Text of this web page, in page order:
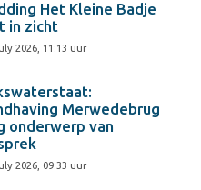
Het Kleine Badje
in zicht
2026, 11:13 uur
Merwedebrug
onderwerp van
2026, 09:33 uur